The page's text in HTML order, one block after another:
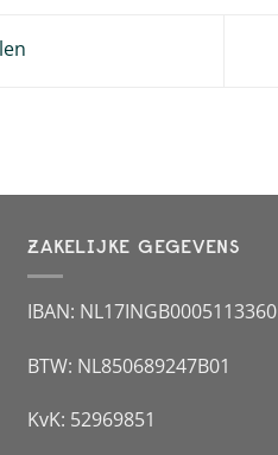
ZAKELIJKE GEGEVENS
IBAN: NL17INGB0005113360
BTW: NL850689247B01
KvK: 52969851